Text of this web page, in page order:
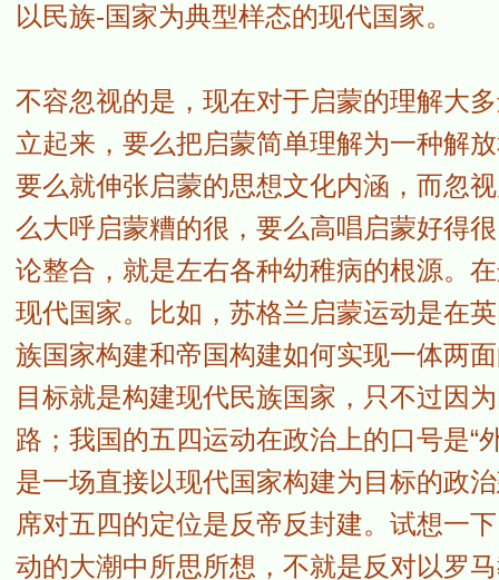
以民族-国家为典型样态的现代国家。
不容忽视的是，现在对于启蒙的理解大
立起来，要么把启蒙简单理解为一种解
要么就伸张启蒙的思想文化内涵，而忽
么大呼启蒙糟的很，要么高唱启蒙好得
论整合，就是左右各种幼稚病的根源。
现代国家。比如，苏格兰启蒙运动是在
族国家构建和帝国构建如何实现一体两
目标就是构建现代民族国家，只不过因
路；我国的五四运动在政治上的口号是“
是一场直接以现代国家构建为目标的政
席对五四的定位是反帝反封建。试想一
动的大潮中所思所想，不就是反对以罗